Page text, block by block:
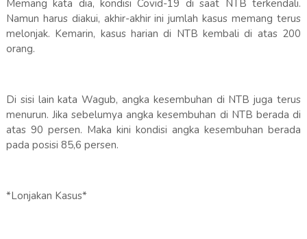
Memang kata dia, kondisi Covid-19 di saat NTB terkendali.
Namun harus diakui, akhir-akhir ini jumlah kasus memang terus
melonjak. Kemarin, kasus harian di NTB kembali di atas 200
orang.
Di sisi lain kata Wagub, angka kesembuhan di NTB juga terus
menurun. Jika sebelumya angka kesembuhan di NTB berada di
atas 90 persen. Maka kini kondisi angka kesembuhan berada
pada posisi 85,6 persen.
*Lonjakan Kasus*